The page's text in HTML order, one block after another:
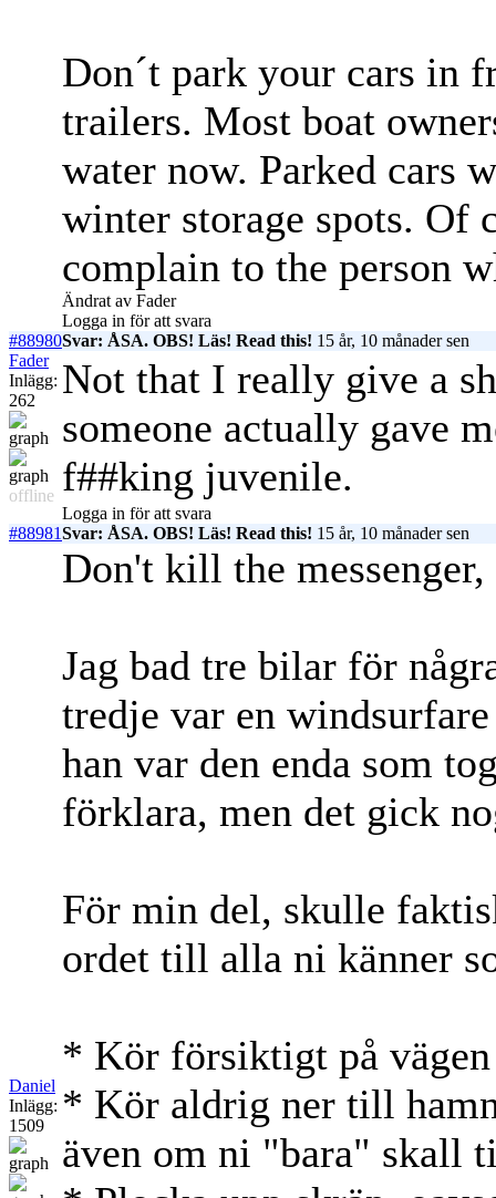
Don´t park your cars in
trailers. Most boat
water now. Parked cars
winter storage spots. Of
complain to the person
Ändrat av Fader
Logga in för att svara
#88980Svar: ÅSA. OBS! Läs! Read this! 15 år, 10 månader sen
Fader
Inlägg:
262
offline
Not that I really give a
someone actually gave
f##king juvenile.
Logga in för att svara
#88981Svar: ÅSA. OBS! Läs! Read this! 15 år, 10 månader sen
Daniel
Inlägg:
1509
Don't kill the messenger,
Jag bad tre bilar för
tredje var en
han var den enda som
förklara, men det gick
För min del, skulle
ordet till alla ni känner
* Kör försiktigt på vägen
* Kör aldrig ner till
även om ni "bara" skall